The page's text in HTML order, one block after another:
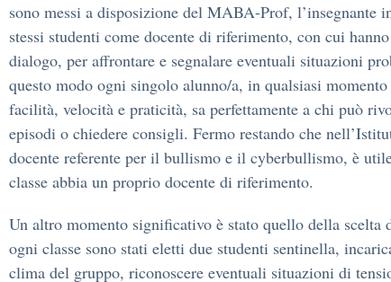
sono messi a disposizione del MABA-Prof, l’insegnante
stessi studenti come docente di riferimento, con cui
dialogo, per affrontare e segnalare eventuali situazioni
questo modo ogni singolo alunno/a, in qualsiasi momento
facilità, velocità e praticità, sa perfettamente a chi può
episodi o chiedere consigli. Fermo restando che
docente referente per il bullismo e il cyberbullismo, è
classe abbia un proprio docente di riferimento.
Un altro momento significativo è stato quello della
ogni classe sono stati eletti due studenti sentinella,
clima del gruppo, riconoscere eventuali situazioni di